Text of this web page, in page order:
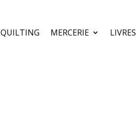
QUILTING MERCERIE LIVRES